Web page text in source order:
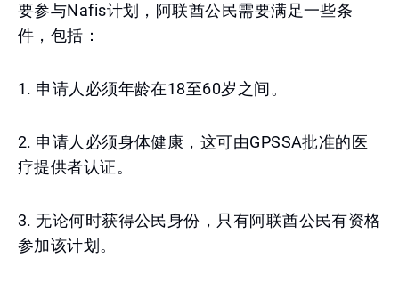
要参与Nafis计划，阿联酋公民需要满足一些条
件，包括：
1. 申请人必须年龄在18至60岁之间。
2. 申请人必须身体健康，这可由GPSSA批准的医
疗提供者认证。
3. 无论何时获得公民身份，只有阿联酋公民有资格
参加该计划。